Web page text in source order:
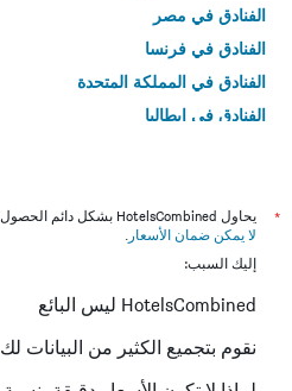
الفنادق في مصر
الفنادق في فرنسا
الفنادق في المملكة المتحدة
الفنادق في إيطاليا
*
يحاول HotelsCombined بشكل دائم الحصول على الأسعار الدقيقة، ولكن
لا يمكن ضمان الأسعار .
إليك السبب:
HotelsCombined ليس البائع
نقوم بتجميع الكثير من البيانات لك